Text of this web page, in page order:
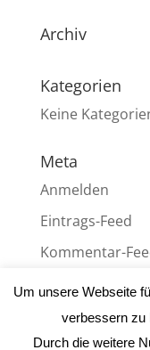
Archiv
Kategorien
Keine
Meta
Anmelden
Eintrags-Feed
Kommentar-
WordPress.org
Um unsere Webseite
verbessern zu
Durch die weitere